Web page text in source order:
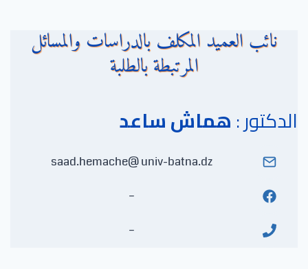
نائب العميد المكلف بالدراسات والمسائل
المرتبطة بالطلبة
الدكتور :هماش ساعد
saad.hemache@ univ-batna.dz
–
–